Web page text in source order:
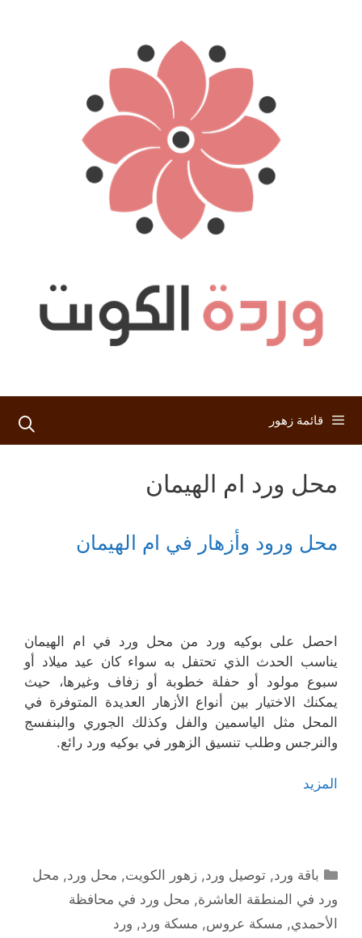
قائمة زهور
محل ورد ام الهيمان
محل ورود وأزهار في ام الهيمان
احصل على بوكيه ورد من محل ورد في ام الهيمان
يناسب الحدث الذي تحتفل به سواء كان عيد ميلاد أو
سبوع مولود أو حفلة خطوبة أو زفاف وغيرها، حيث
يمكنك الاختيار بين أنواع الأزهار العديدة المتوفرة في
المحل مثل الياسمين والفل وكذلك الجوري والبنفسج
والنرجس وطلب تنسيق الزهور في بوكيه ورد رائع.
المزيد
التصنيفات
باقة ورد,توصيل ورد,زهور الكويت, محل ورد, محل
ورد في المنطقة العاشرة, محل ورد في محافظة
الأحمدي, مسكة عروس, مسكة ورد, ورد